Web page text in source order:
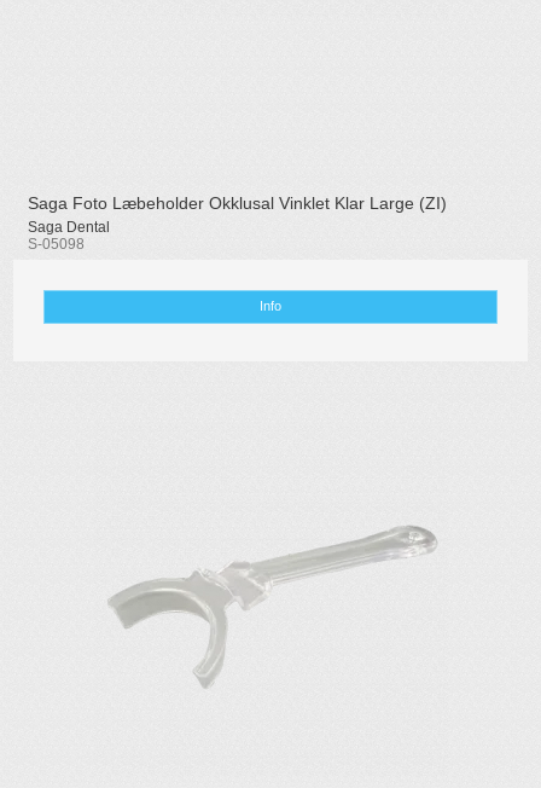
Saga Foto Læbeholder Okklusal Vinklet Klar Large (ZI)
Saga Dental
S-05098
Info